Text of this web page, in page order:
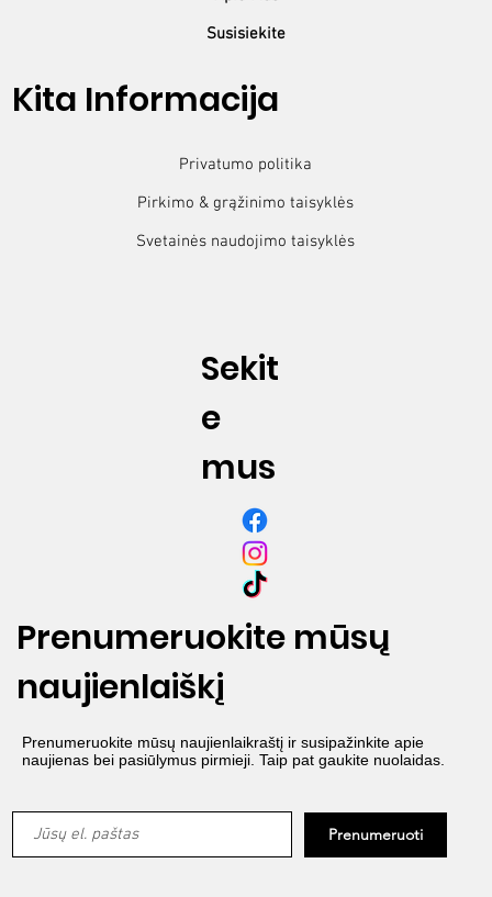
Susisiekite
Kita Informacija
Privatumo politika
Pirkimo & grąžinimo taisyklės
Svetainės naudojimo taisyklės
Prenumeruokite mūsų
naujienlaiškį
Prenumeruoti
Prenumeruokite mūsų naujienlaikraštį ir susipažinkite apie
naujienas bei pasiūlymus pirmieji. Taip pat gaukite nuolaidas.
Sekit
e
mus